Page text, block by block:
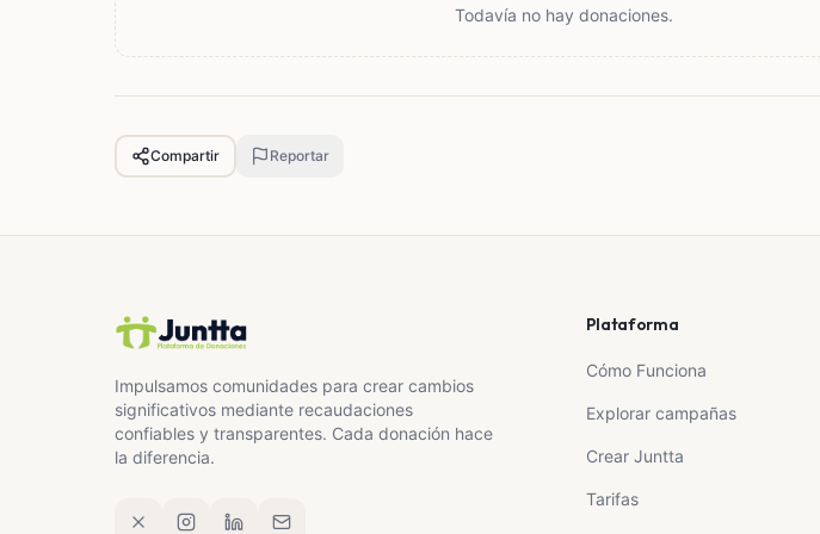
Todavía no hay donaciones.
Compartir Reportar
Impulsamos comunidades para crear cambios
significativos mediante recaudaciones
confiables y transparentes. Cada donación hace
la diferencia.
Plataforma
Cómo Funciona
Explorar campañas
Crear Juntta
Tarifas